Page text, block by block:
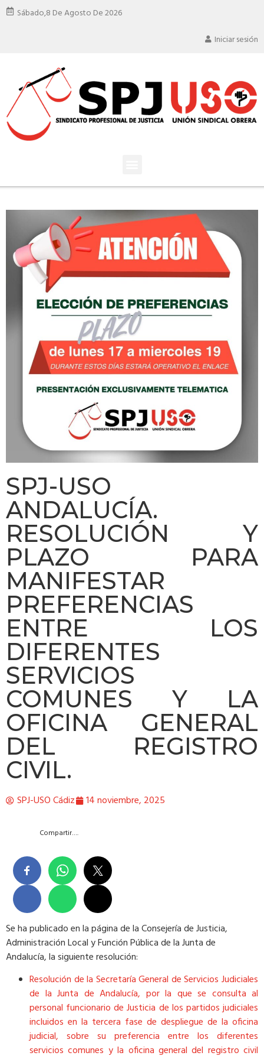
Sábado,8 De Agosto De 2026
Iniciar sesión
SPJ-USO
ANDALUCÍA.
RESOLUCIÓN Y
PLAZO PARA
MANIFESTAR
PREFERENCIAS
ENTRE LOS
DIFERENTES
SERVICIOS
COMUNES Y LA
OFICINA GENERAL
DEL REGISTRO
CIVIL.
SPJ-USO Cádiz 14 noviembre, 2025
Compartir….
Se ha publicado en la página de la Consejería de Justicia,
Administración Local y Función Pública de la Junta de
Andalucía, la siguiente resolución:
Resolución de la Secretaría General de Servicios Judiciales
de la Junta de Andalucía, por la que se consulta al
personal funcionario de Justicia de los partidos judiciales
incluidos en la tercera fase de despliegue de la oficina
judicial, sobre su preferencia entre los diferentes
servicios comunes y la oficina general del registro civil